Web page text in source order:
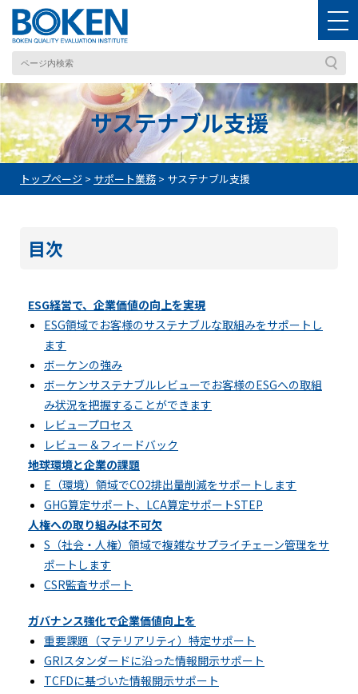
サステナブル支援
トップページ > サポート業務 > サステナブル支援
目次
ESG経営で、企業価値の向上を実現
ESG領域でお客様のサステナブルな取組みをサポートし
ます
ボーケンの強み
ボーケンサステナブルレビューでお客様のESGへの取組
み状況を把握することができます
レビュープロセス
レビュー＆フィードバック
地球環境と企業の課題
E（環境）領域でCO2排出量削減をサポートします
GHG算定サポート、LCA算定サポートSTEP
人権への取り組みは不可欠
S（社会・人権）領域で複雑なサプライチェーン管理をサ
ポートします
CSR監査サポート
ガバナンス強化で企業価値向上を
重要課題（マテリアリティ）特定サポート
GRIスタンダードに沿った情報開示サポート
TCFDに基づいた情報開示サポート